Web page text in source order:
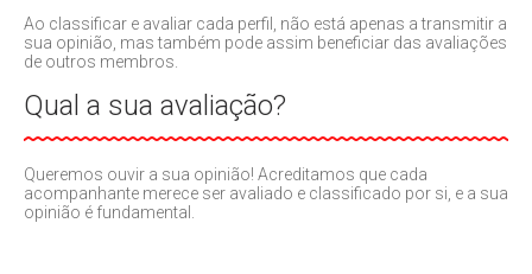
Ao classificar e avaliar cada perfil, não está apenas a transmitir a
sua opinião, mas também pode assim beneficiar das avaliações
de outros membros.
Qual a sua avaliação?
Queremos ouvir a sua opinião! Acreditamos que cada
acompanhante merece ser avaliado e classificado por si, e a sua
opinião é fundamental.